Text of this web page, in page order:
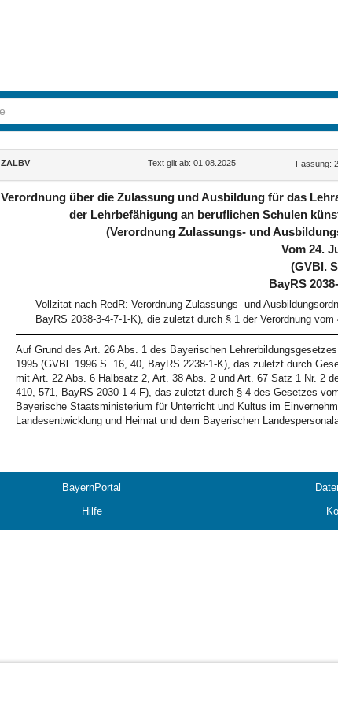
Inhalt
ZALBV Text gilt ab: 01.08.2025 Fassung:
Verordnung über die Zulassung und Ausbildung für das
der Lehrbefähigung an beruflichen Schulen
(Verordnung Zulassungs- und
Vom 24.
(GVBl.
BayRS
Vollzitat nach RedR: Verordnung Zulassungs- und
BayRS 2038-3-4-7-1-K), die zuletzt durch § 1 der Verordnung
Auf Grund des Art. 26 Abs. 1 des Bayerischen
1995 (GVBl. 1996 S. 16, 40, BayRS 2238-1-K), das zuletzt durch
mit Art. 22 Abs. 6 Halbsatz 2, Art. 38 Abs. 2 und Art. 67 Satz 1 Nr. 2
410, 571, BayRS 2030-1-4-F), das zuletzt durch § 4 des Gesetzes
Bayerische Staatsministerium für Unterricht und Kultus im
Landesentwicklung und Heimat und dem Bayerischen
BayernPortal
Hilfe